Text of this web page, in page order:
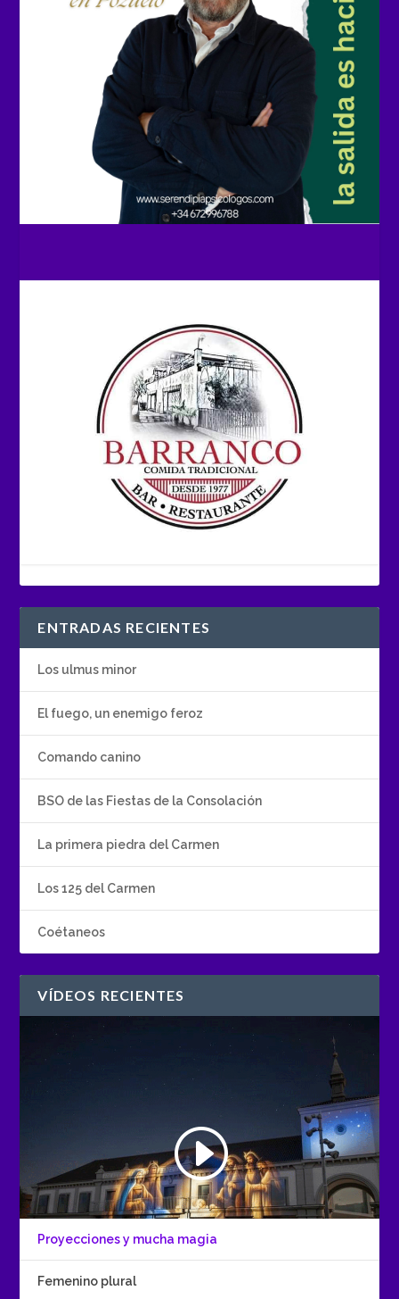
ENTRADAS RECIENTES
Los ulmus minor
El fuego, un enemigo feroz
Comando canino
BSO de las Fiestas de la Consolación
La primera piedra del Carmen
Los 125 del Carmen
Coétaneos
VÍDEOS RECIENTES
Proyecciones y mucha magia
Femenino plural